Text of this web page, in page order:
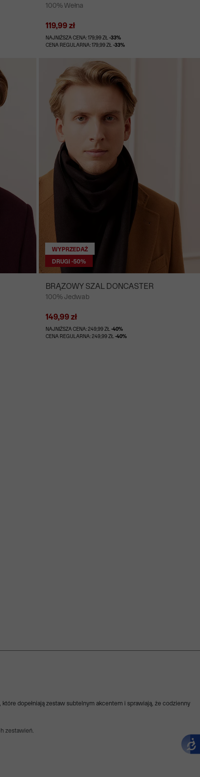
100% Wełna
119,99 zł
NAJNIŻSZA CENA: 179,99 ZŁ-33%
CENA REGULARNA: 179,99 ZŁ-33%
WYPRZEDAŻ
DRUGI -50%
BRĄZOWY SZAL DONCASTER
100% Jedwab
149,99 zł
NAJNIŻSZA CENA: 249,99 ZŁ-40%
CENA REGULARNA: 249,99 ZŁ-40%
dopełniają zestaw subtelnym akcentem i sprawiają, że codzienny
zestawień.